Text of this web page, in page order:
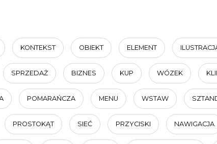
KONTEKST OBIEKT ELEMENT
SPRZEDAŻ BIZNES KUP WÓZEK
POMARAŃCZA MENU WSTAW
PROSTOKĄT SIEĆ PRZYCISKI NAWIGACJA